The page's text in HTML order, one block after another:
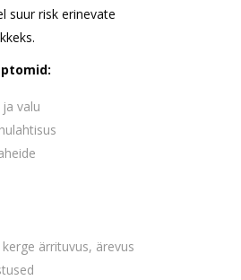
suur risk erinevate
valu
ärrituvus, ärevus